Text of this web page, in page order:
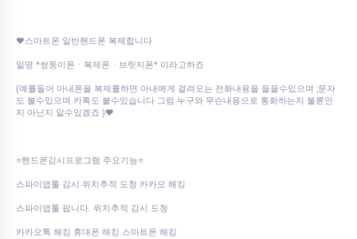
♥스마트폰 일반핸드폰 복제합니다
일명 *쌍둥이폰ㆍ복제폰ㆍ브릿지폰* 이라고하죠
(예를들어 아내폰을 복제를하면 아내에게 걸려오는 전화내용을 들을수있으며 ;문자
도 볼수있으며 카톡도 볼수있습니다 그럼 누구와 무슨내용으로 통화하는지 불륜인
지 아닌지 알수있겠죠 )♥
⭐핸드폰감시프로그램 주요기능⭐
스파이앱툴 감시 위치추적 도청 카카오 해킹
스파이앱툴 팝니다. 위치추적 감시 도청
카카오톡 해킹 휴대폰 해킹 스마트폰 해킹